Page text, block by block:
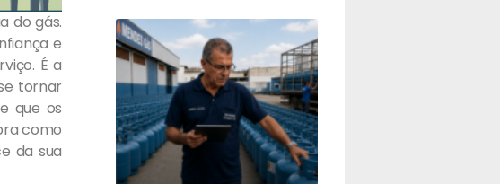
do gás.
e
É a
tornar
que os
como
da sua